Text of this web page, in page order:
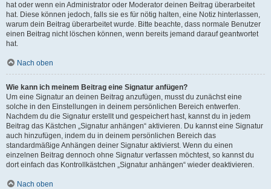
hat oder wenn ein Administrator oder Moderator deinen Beitrag überarbeitet
hat. Diese können jedoch, falls sie es für nötig halten, eine Notiz hinterlassen,
warum dein Beitrag überarbeitet wurde. Bitte beachte, dass normale Benutzer
einen Beitrag nicht löschen können, wenn bereits jemand darauf geantwortet
hat.
Nach oben
Wie kann ich meinem Beitrag eine Signatur anfügen?
Um eine Signatur an deinen Beitrag anzufügen, musst du zunächst eine
solche in den Einstellungen in deinem persönlichen Bereich entwerfen.
Nachdem du die Signatur erstellt und gespeichert hast, kannst du in jedem
Beitrag das Kästchen „Signatur anhängen“ aktivieren. Du kannst eine Signatur
auch hinzufügen, indem du in deinem persönlichen Bereich das
standardmäßige Anhängen deiner Signatur aktivierst. Wenn du einen
einzelnen Beitrag dennoch ohne Signatur verfassen möchtest, so kannst du
dort einfach das Kontrollkästchen „Signatur anhängen“ wieder deaktivieren.
Nach oben